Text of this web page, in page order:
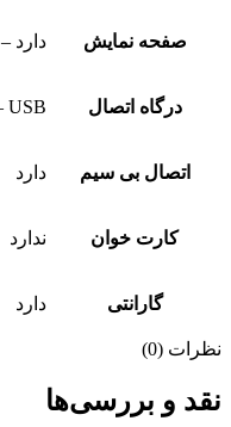
صفحه نمایش دارد – 2.7 اینچی رنگی و لمسی
درگاه اتصال USB – یو اس بی
اتصال بی سیم دارد
کارت خوان ندارد
گارانتی دارد
نظرات (0)
نقد و بررسی‌ها